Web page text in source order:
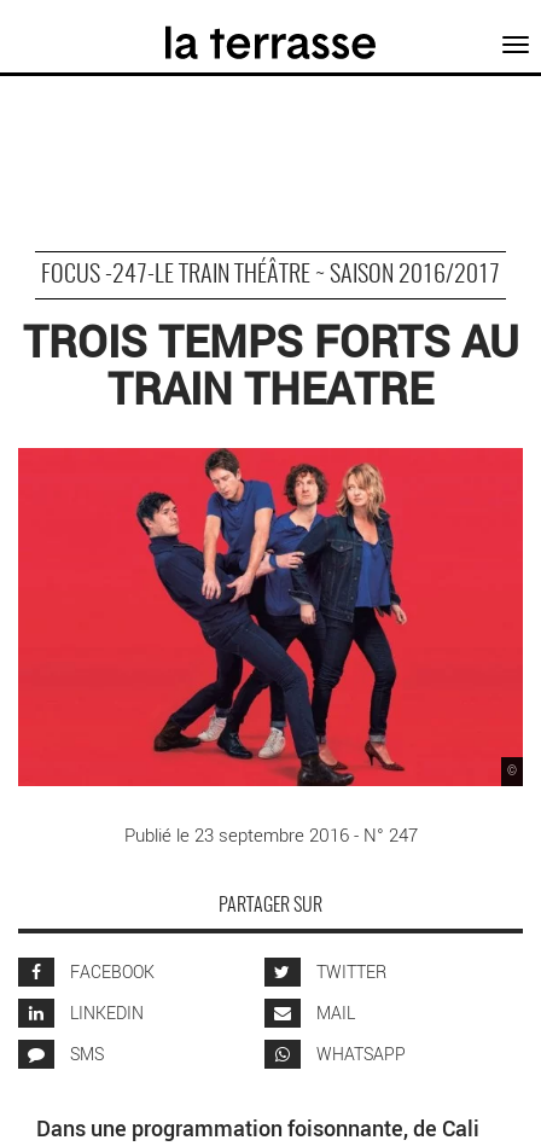
FOCUS -247-LE TRAIN THÉÂTRE ~ SAISON 2016/2017
TROIS TEMPS FORTS AU
TRAIN THEATRE
©
Publié le 23 septembre 2016 - N° 247
PARTAGER SUR
FACEBOOK
TWITTER
LINKEDIN
MAIL
SMS
WHATSAPP
Dans une programmation foisonnante, de Cali